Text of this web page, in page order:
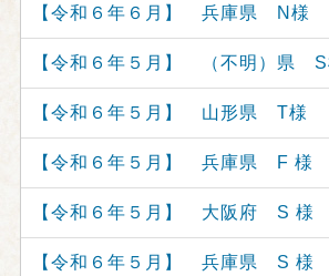
【令和６年６月】 兵庫県 N様
【令和６年５月】 （不明）県 S
【令和６年５月】 山形県 T様
【令和６年５月】 兵庫県 F 様
【令和６年５月】 大阪府 S 様
【令和６年５月】 兵庫県 S 様